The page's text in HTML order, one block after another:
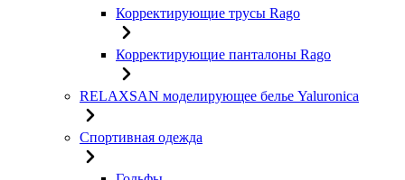
Корректирующие трусы Rago
Корректирующие панталоны Rago
RELAXSAN моделирующее белье Yaluroniсa
Спортивная одежда